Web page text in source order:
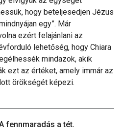
hogy beteljesedjen Jézus
egy”. Már
ezért felajánlani az
lehetőség, hogy Chiara
mindazok, akik
ezt az értéket, amely immár az
örökségét képezi.
fennmaradás a tét.